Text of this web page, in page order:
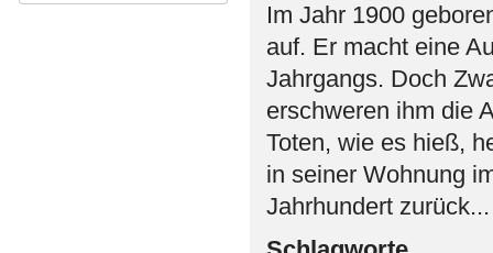
Im Jahr 1900
auf. Er macht eine
Jahrgangs. Doch
erschweren ihm die
Toten, wie es hieß,
in seiner Wohnung
Jahrhundert zurück...